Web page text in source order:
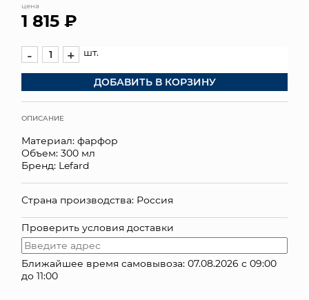
ПОДАРОЧНЫЕ КАРТЫ
ОПТОВЫМ КЛИЕНТАМ
КОНТАКТЫ
цена
1 815 ₽
- + шт.
ДОБАВИТЬ В КОРЗИНУ
ОПИСАНИЕ
Материал: фарфор
Объем: 300 мл
Бренд: Lefard
Страна производства: Россия
Проверить условия доставки
Ближайшее время самовывоза: 07.08.2026 с 09:00
до 11:00